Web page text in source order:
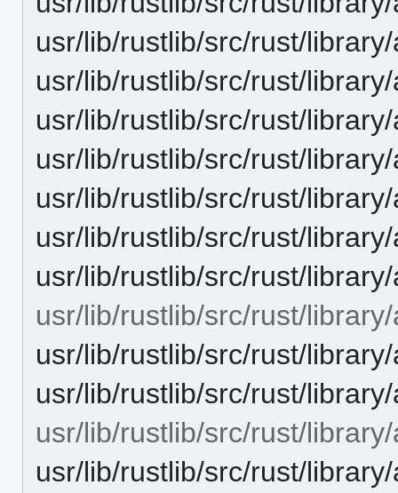
usr/lib/rustlib/src/rust/
usr/lib/rustlib/src/rust/
usr/lib/rustlib/src/rust/
usr/lib/rustlib/src/rust/
usr/lib/rustlib/src/rust/
usr/lib/rustlib/src/rust/
usr/lib/rustlib/src/rust/
usr/lib/rustlib/src/rust/
usr/lib/rustlib/src/rust/
usr/lib/rustlib/src/rust/
usr/lib/rustlib/src/rust/
usr/lib/rustlib/src/rust/